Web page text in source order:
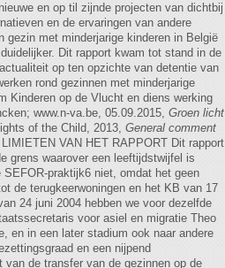
en op til zijnde projecten van dichtbij
en de ervaringen van andere
gezin met minderjarige kinderen in België
Dit rapport kwam tot stand in de
op ten opzichte van detentie van
rond gezinnen met minderjarige
Kinderen op de Vlucht en diens werking
www.n-va.be, 05.09.2015, Groen licht
of the Child, 2013, General comment
LIMIETEN VAN HET RAPPORT Dit rapport
grens waarover een leeftijdstwijfel is
praktijk6 niet, omdat het geen
de terugkeerwoningen en het KB van 17
24 juni 2004 hebben we voor dezelfde
voor asiel en migratie Theo
en in een later stadium ook naar andere
en een nijpend
van de transfer van de gezinnen op de